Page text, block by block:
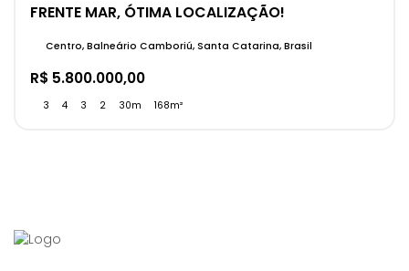
FRENTE MAR, ÓTIMA LOCALIZAÇÃO!
R$ 5.800.000,00
Centro, Balneário Camboriú, Santa Catarina, Brasil
3 4 3 2 30m 168m²